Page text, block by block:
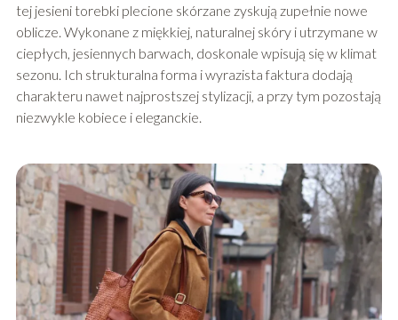
tej jesieni torebki plecione skórzane zyskują zupełnie nowe
oblicze. Wykonane z miękkiej, naturalnej skóry i utrzymane w
ciepłych, jesiennych barwach, doskonale wpisują się w klimat
sezonu. Ich strukturalna forma i wyrazista faktura dodają
charakteru nawet najprostszej stylizacji, a przy tym pozostają
niezwykle kobiece i eleganckie.